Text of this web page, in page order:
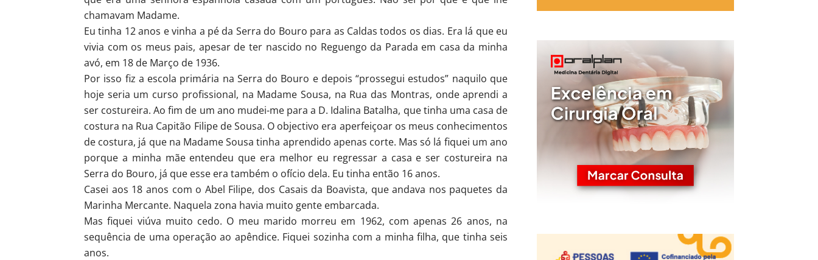
chamavam Madame.
Eu tinha 12 anos e vinha a pé da Serra do Bouro para as Caldas todos os dias. Era lá que eu
vivia com os meus pais, apesar de ter nascido no Reguengo da Parada em casa da minha
avó, em 18 de Março de 1936.
Por isso fiz a escola primária na Serra do Bouro e depois “prossegui estudos” naquilo que
hoje seria um curso profissional, na Madame Sousa, na Rua das Montras, onde aprendi a
ser costureira. Ao fim de um ano mudei-me para a D. Idalina Batalha, que tinha uma casa de
costura na Rua Capitão Filipe de Sousa. O objectivo era aperfeiçoar os meus conhecimentos
de costura, já que na Madame Sousa tinha aprendido apenas corte. Mas só lá fiquei um ano
porque a minha mãe entendeu que era melhor eu regressar a casa e ser costureira na
Serra do Bouro, já que esse era também o ofício dela. Eu tinha então 16 anos.
Casei aos 18 anos com o Abel Filipe, dos Casais da Boavista, que andava nos paquetes da
Marinha Mercante. Naquela zona havia muito gente embarcada.
Mas fiquei viúva muito cedo. O meu marido morreu em 1962, com apenas 26 anos, na
sequência de uma operação ao apêndice. Fiquei sozinha com a minha filha, que tinha seis
anos.